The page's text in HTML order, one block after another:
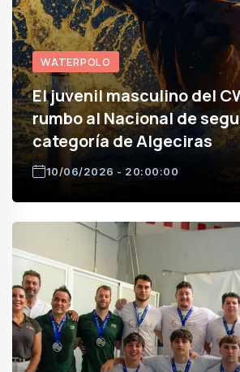
WATERPOLO
El juvenil masculino del
rumbo al Nacional de
categoría de Algeciras
10/06/2026 - 20:00:00